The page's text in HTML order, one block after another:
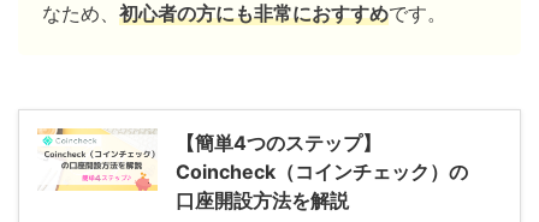
なため、 初心者の方にも非常におすすめです。
【簡単4つのステップ】
Coincheck（コインチェック）の
口座開設方法を解説